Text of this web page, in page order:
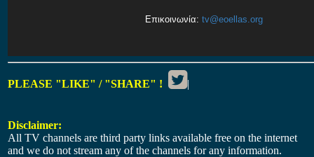
Επικοινωνία: tv@eoellas.org
PLEASE "LIKE" / "SHARE" ! |
Disclaimer:
All TV channels are third party links available free on the internet
and we do not stream any of the channels for any information.